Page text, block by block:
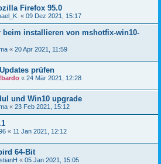
Firefox 95.0
« 09 Dez 2021, 15:17
beim installieren von mshotfix-win10-
« 20 Apr 2021, 11:59
prüfen
« 24 Mär 2021, 12:28
und Win10 upgrade
« 23 Feb 2021, 15:12
« 11 Jan 2021, 12:12
64-Bit
« 05 Jan 2021, 15:05